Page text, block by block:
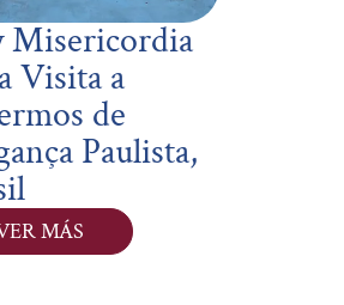
Misericordia
Visita a
de
Paulista,
MÁS